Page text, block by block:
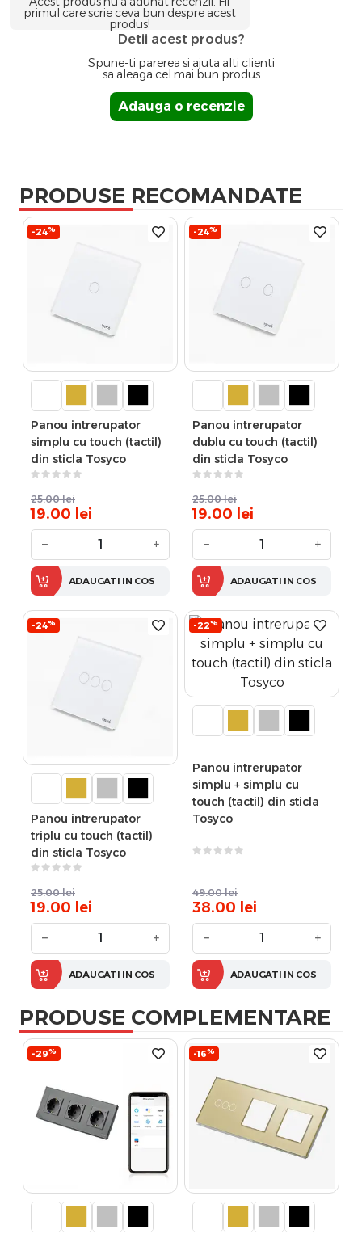
primul care scrie ceva bun despre acest
produs!
Detii acest produs?
Spune-ti parerea si ajuta alti clienti
sa aleaga cel mai bun produs
Adauga o recenzie
PRODUSE RECOMANDATE
-24%
Panou intrerupator
simplu cu touch (tactil)
din sticla Tosyco
25.00 lei
19.00 lei
− +
ADAUGATI IN COS
-24%
Panou intrerupator
dublu cu touch (tactil)
din sticla Tosyco
25.00 lei
19.00 lei
− +
ADAUGATI IN COS
-24%
Panou intrerupator
triplu cu touch (tactil)
din sticla Tosyco
25.00 lei
19.00 lei
− +
ADAUGATI IN COS
-22%
Panou intrerupator
simplu + simplu cu
touch (tactil) din sticla
Tosyco
49.00 lei
38.00 lei
− +
ADAUGATI IN COS
PRODUSE COMPLEMENTARE
-29% -16%